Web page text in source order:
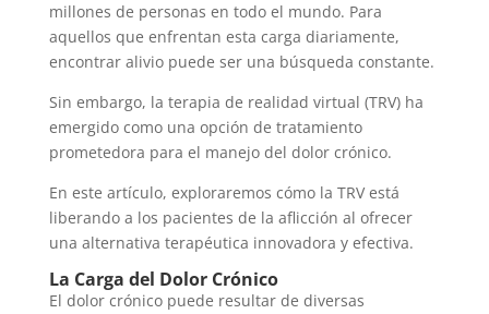
millones de personas en todo el mundo. Para
aquellos que enfrentan esta carga diariamente,
encontrar alivio puede ser una búsqueda constante.
Sin embargo, la terapia de realidad virtual (TRV) ha
emergido como una opción de tratamiento
prometedora para el manejo del dolor crónico.
En este artículo, exploraremos cómo la TRV está
liberando a los pacientes de la aflicción al ofrecer
una alternativa terapéutica innovadora y efectiva.
La Carga del Dolor Crónico
El dolor crónico puede resultar de diversas